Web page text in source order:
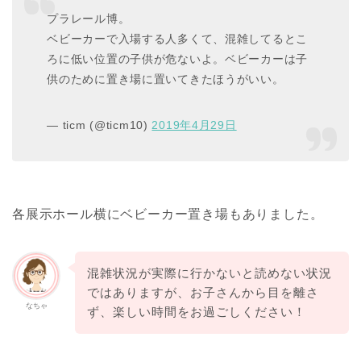
プラレール博。
ベビーカーで入場する人多くて、混雑してるとこ
ろに低い位置の子供が危ないよ。ベビーカーは子
供のために置き場に置いてきたほうがいい。
— ticm (@ticm10) 2019年4月29日
各展示ホール横にベビーカー置き場もありました。
なちゃ
混雑状況が実際に行かないと読めない状況
ではありますが、お子さんから目を離さ
ず、楽しい時間をお過ごしください！